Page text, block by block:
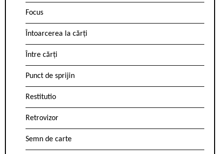
Focus
Întoarcerea la cărți
Între cărți
Punct de sprijin
Restitutio
Retrovizor
Semn de carte